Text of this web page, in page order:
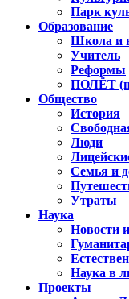
Парк
Образование
Школа и
Учитель
Реформы
ПОЛЁТ
Общество
История
Люди
Семья и
Утраты
Наука
Новости
Наука в
Проекты